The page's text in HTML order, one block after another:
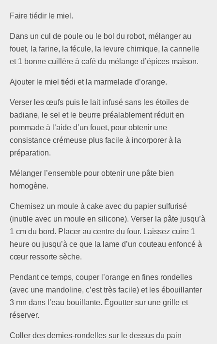
Faire tiédir le miel.
Dans un cul de poule ou le bol du robot, mélanger au
fouet, la farine, la fécule, la levure chimique, la cannelle
et 1 bonne cuillère à café du mélange d’épices maison.
Ajouter le miel tiédi et la marmelade d’orange.
Verser les œufs puis le lait infusé sans les étoiles de
badiane, le sel et le beurre préalablement réduit en
pommade à l’aide d’un fouet, pour obtenir une
consistance crémeuse plus facile à incorporer à la
préparation.
Mélanger l’ensemble pour obtenir une pâte bien
homogène.
Chemisez un moule à cake avec du papier sulfurisé
(inutile avec un moule en silicone). Verser la pâte jusqu’à
1 cm du bord. Placer au centre du four. Laissez cuire 1
heure ou jusqu’à ce que la lame d’un couteau enfoncé à
cœur ressorte sèche.
Pendant ce temps, couper l’orange en fines rondelles
(avec une mandoline, c’est très facile) et les ébouillanter
3 mn dans l’eau bouillante. Égoutter sur une grille et
réserver.
Coller des demies-rondelles sur le dessus du pain